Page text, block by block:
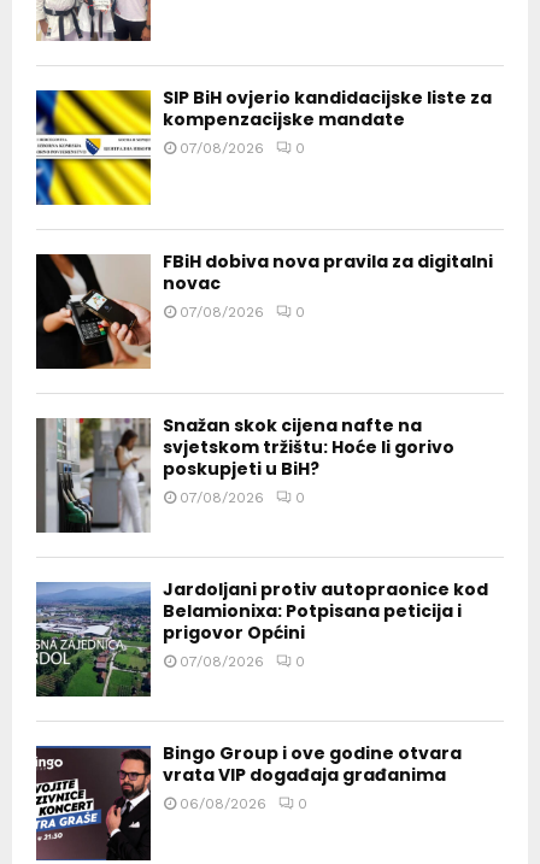
SIP BiH ovjerio kandidacijske liste za
kompenzacijske mandate
07/08/2026 0
FBiH dobiva nova pravila za digitalni
novac
07/08/2026 0
Snažan skok cijena nafte na
svjetskom tržištu: Hoće li gorivo
poskupjeti u BiH?
07/08/2026 0
Jardoljani protiv autopraonice kod
Belamionixa: Potpisana peticija i
prigovor Općini
07/08/2026 0
Bingo Group i ove godine otvara
vrata VIP događaja građanima
06/08/2026 0